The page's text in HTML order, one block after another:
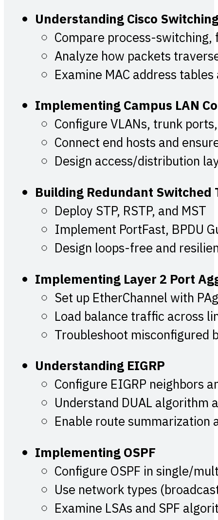
Understanding Cisco
Compare process-
Analyze how packets
Examine MAC address
Implementing Campus LAN
Configure VLANs, trunk
Connect end hosts and
Design access/distribution
Building Redundant Switched
Deploy STP, RSTP, and MST
Implement PortFast, BPDU
Design loops-free and
Implementing Layer 2 Port
Set up EtherChannel with
Load balance traffic across
Troubleshoot misconfigured
Understanding EIGRP
Configure EIGRP neighbors
Understand DUAL algorithm
Enable route summarization
Implementing OSPF
Configure OSPF in single/
Use network types
Examine LSAs and SPF